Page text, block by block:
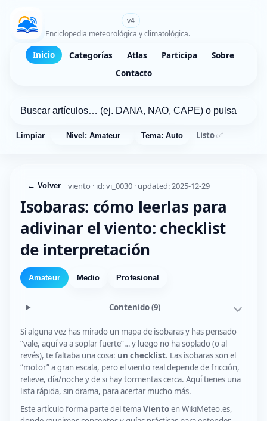
v4
Enciclopedia meteorológica y climatológica.
Inicio Categorías Atlas Participa
Sobre
Contacto
Limpiar Nivel: Amateur Tema: Auto Listo ✅
← Volver viento · id: vi_0030 · updated: 2025-12-29
Isobaras: cómo leerlas para
adivinar el viento: checklist
de interpretación
Amateur Medio Profesional
Contenido(9)
Si alguna vez has mirado un mapa de isobaras y has pensado
“vale, aquí va a soplar fuerte”… y luego no ha soplado (o al
revés), te faltaba una cosa: un checklist. Las isobaras son el
“motor” a gran escala, pero el viento real depende de fricción,
relieve, día/noche y de si hay tormentas cerca. Aquí tienes una
lista rápida, sin drama, para acertar mucho más.
Este artículo forma parte del temaVientoen WikiMeteo.es,